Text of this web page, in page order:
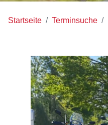
Startseite Terminsuche